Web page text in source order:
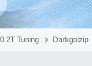
2T Tuning Darkgolzip